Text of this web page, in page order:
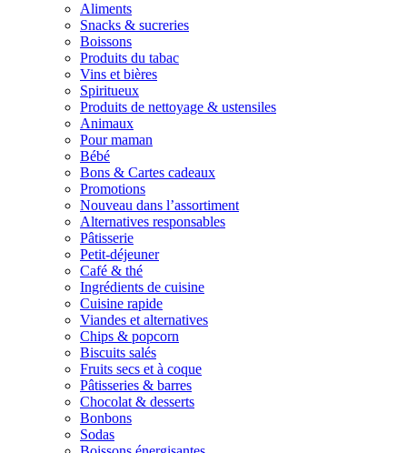
Aliments
Snacks & sucreries
Boissons
Produits du tabac
Vins et bières
Spiritueux
Produits de nettoyage & ustensiles
Animaux
Pour maman
Bébé
Bons & Cartes cadeaux
Promotions
Nouveau dans l’assortiment
Alternatives responsables
Pâtisserie
Petit-déjeuner
Café & thé
Ingrédients de cuisine
Cuisine rapide
Viandes et alternatives
Chips & popcorn
Biscuits salés
Fruits secs et à coque
Pâtisseries & barres
Chocolat & desserts
Bonbons
Sodas